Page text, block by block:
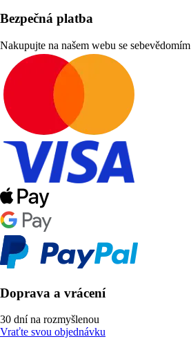
Bezpečná platba
Nakupujte na našem webu se sebevědomím
Doprava a vrácení
30 dní na rozmyšlenou
Vraťte svou objednávku